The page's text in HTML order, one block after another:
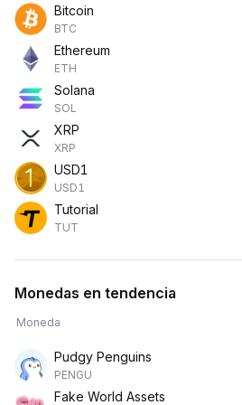
Bitcoin
BTC
Ethereum
ETH
Solana
SOL
XRP
XRP
USD1
USD1
Tutorial
TUT
Monedas en tendencia
Moneda
Pudgy Penguins
PENGU
Fake World Assets